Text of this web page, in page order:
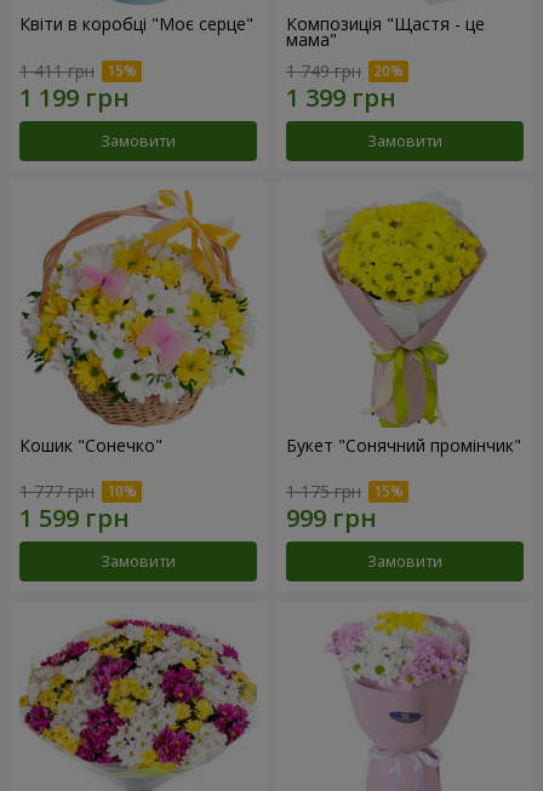
Квіти в коробці "Моє серце"
1 411 грн
Замовити
Композиція "Щастя - це
мама"
1 749 грн
Замовити
Кошик "Сонечко"
1 777 грн
Замовити
Букет "Сонячний промінчик"
1 175 грн
Замовити